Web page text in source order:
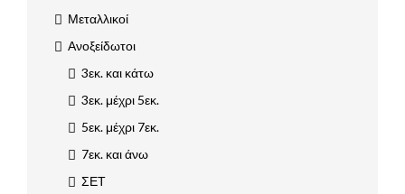
Μεταλλικοί
Ανοξείδωτοι
3εκ. και κάτω
3εκ. μέχρι 5εκ.
5εκ. μέχρι 7εκ.
7εκ. και άνω
ΣΕΤ